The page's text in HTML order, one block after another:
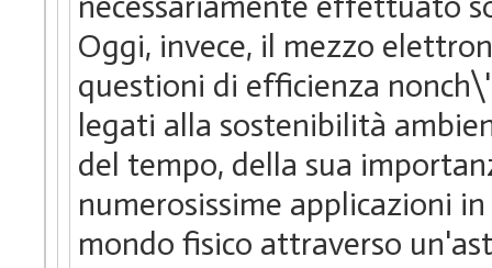
Oggi, invece, il mezzo
questioni di efficienza
legati alla sostenibilità
del tempo, della sua
numerosissime applicazioni
mondo fisico attraverso